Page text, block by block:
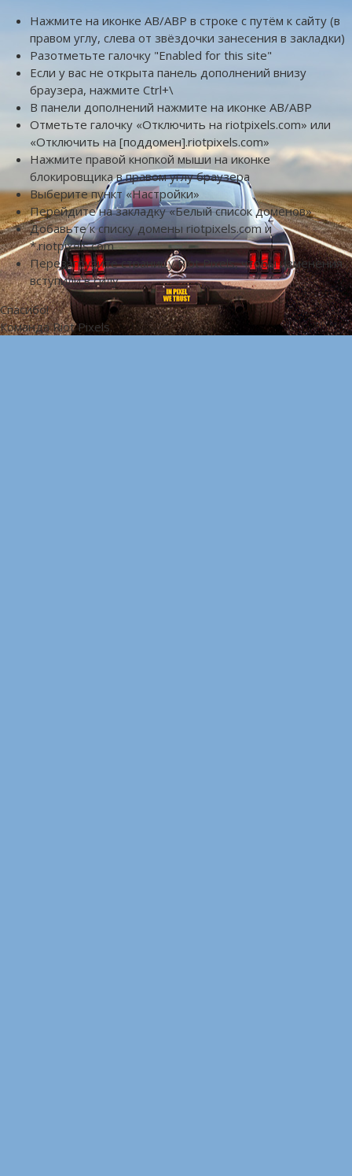
Нажмите на иконке AB/ABP в строке с путём к сайту (в
правом углу, слева от звёздочки занесения в закладки)
Разотметьте галочку "Enabled for this site"
Если у вас не открыта панель дополнений внизу
браузера, нажмите Ctrl+\
В панели дополнений нажмите на иконке AB/ABP
Отметьте галочку «Отключить на riotpixels.com» или
«Отключить на [поддомен].riotpixels.com»
Нажмите правой кнопкой мыши на иконке
блокировщика в правом углу браузера
Выберите пункт «Настройки»
Перейдите на закладку «Белый список доменов»
Добавьте к списку домены riotpixels.com и
*.riotpixels.com
Перезагрузите страницу Riot Pixels, чтобы изменения
вступили в силу
Спасибо!
Команда Riot Pixels.